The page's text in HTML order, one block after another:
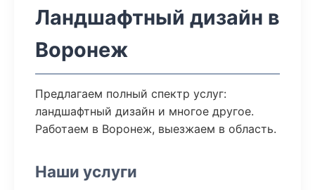
Ландшафтный дизайн в
Воронеж
Предлагаем полный спектр услуг:
ландшафтный дизайн и многое другое.
Работаем в Воронеж, выезжаем в область.
Наши услуги